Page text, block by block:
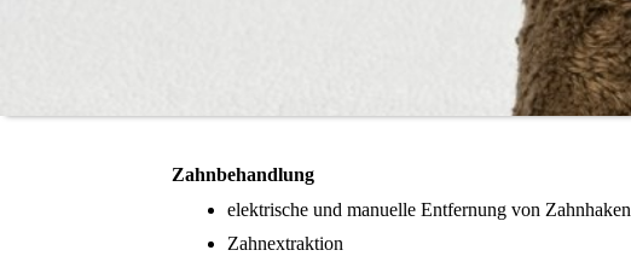
Zahnbehandlung
elektrische und manuelle Entfernung von Zahnhaken
Zahnextraktion